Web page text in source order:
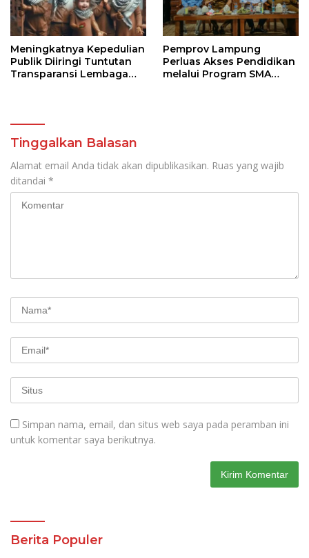
Meningkatnya Kepedulian
Publik Diiringi Tuntutan
Transparansi Lembaga
Pemprov Lampung
Perluas Akses Pendidikan
melalui Program SMA
Tinggalkan Balasan
Alamat email Anda tidak akan dipublikasikan. Ruas yang wajib
ditandai *
Simpan nama, email, dan situs web saya pada peramban ini
untuk komentar saya berikutnya.
Berita Populer